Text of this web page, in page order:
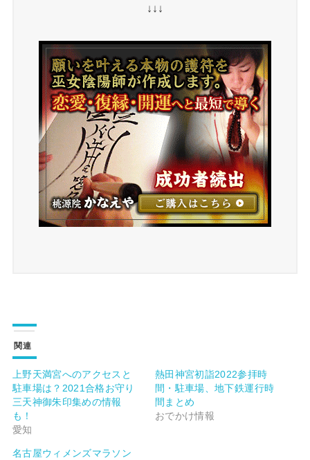
↓↓↓
関連
上野天満宮へのアクセスと
駐車場は？2021合格お守り
三天神御朱印集めの情報
も！
愛知
熱田神宮初詣2022参拝時
間・駐車場、地下鉄運行時
間まとめ
おでかけ情報
名古屋ウィメンズマラソン